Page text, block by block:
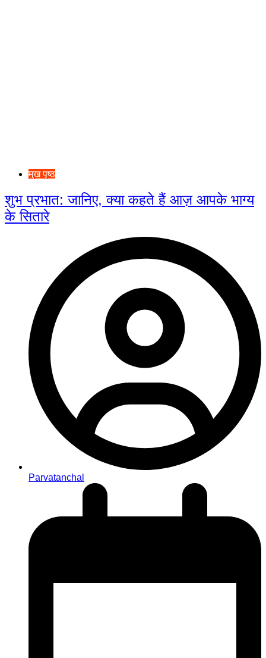
मुख पृष्ठ
शुभ प्रभात: जानिए, क्या कहते हैं आज़ आपके भाग्य
के सितारे
Parvatanchal